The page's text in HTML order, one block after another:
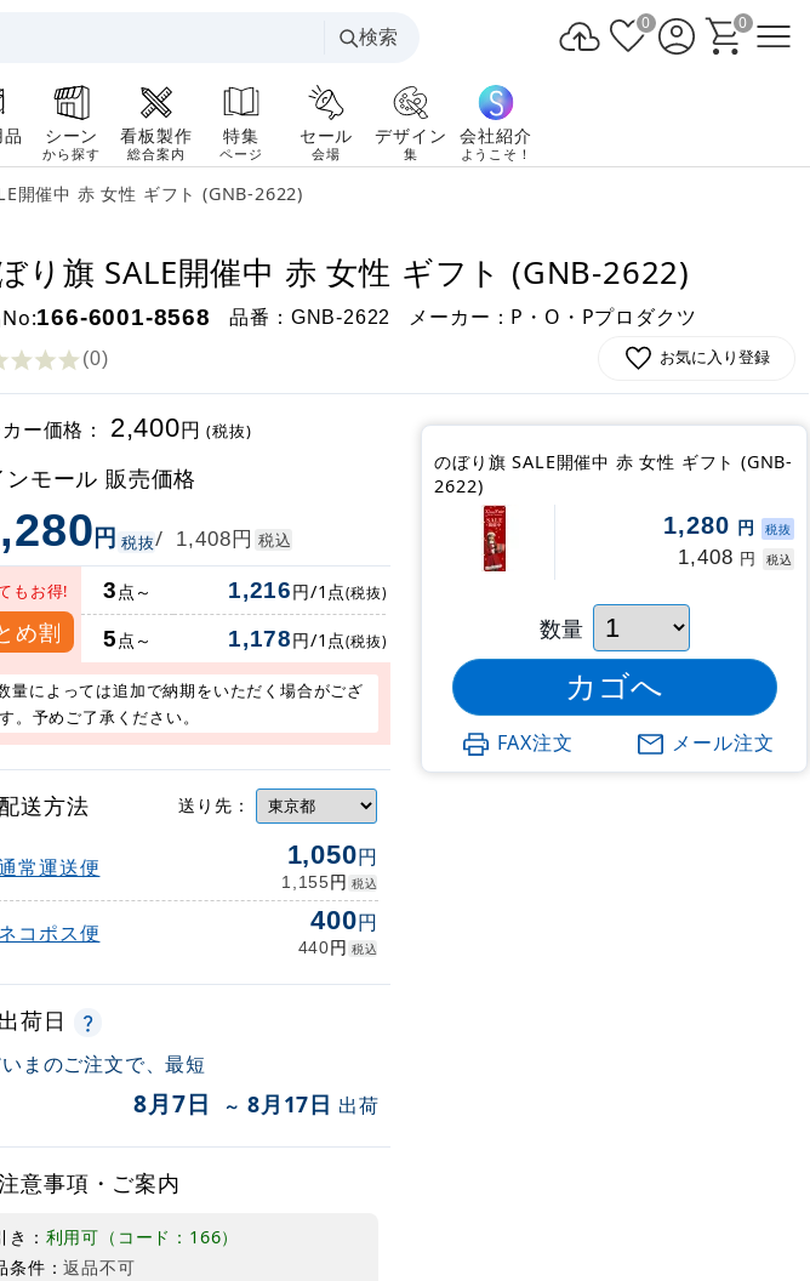
検索
0 0
シーン
から探す
看板製作
総合案内
特集
ページ
セール
会場
デザイン
集
会社紹介
ようこそ！
開催中 赤 女性 ギフト (GNB-2622)
り旗 SALE開催中 赤 女性 ギフト (GNB-2622)
166-6001-8568 品番： GNB-2622 メーカー：P・O・Pプロダクツ
(0) お気に入り登録
ー価格： 2,400円(税抜)
ンモール 販売価格
円 税抜/ 1,408円 税込
もお得!
め割
3点～ 1,216円/1点(税抜)
5点～ 1,178円/1点(税抜)
量によっては追加で納期をいただく場合がござ
。予めご了承ください。
送方法 送り先：
常運送便 1,050円
1,155円 税込
ネコポス便 400円
440円 税込
出荷日
まのご注文で、最短
8月7日 ～ 8月17日 出荷
意事項・ご案内
き： 利用可（コード：166）
条件：返品不可
のぼり旗 SALE開催中 赤 女性 ギフト (GNB-
2622)
1,280 円 税抜
1,408 円 税込
数量
FAX注文 メール注文